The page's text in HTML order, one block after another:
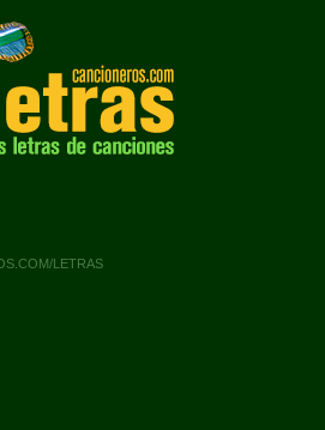
LETRAS